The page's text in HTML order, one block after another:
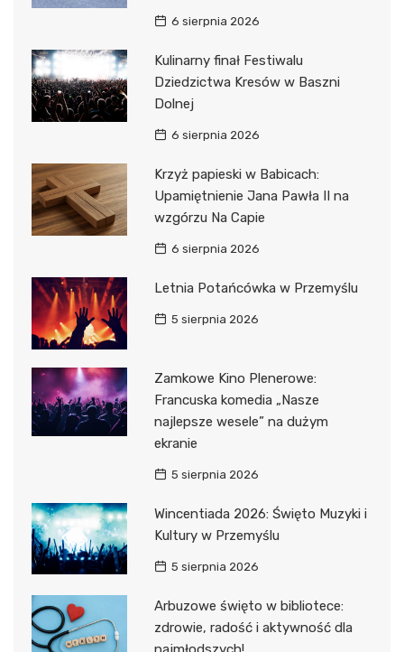
6 sierpnia 2026
Kulinarny finał Festiwalu
Dziedzictwa Kresów w Baszni
Dolnej
6 sierpnia 2026
Krzyż papieski w Babicach:
Upamiętnienie Jana Pawła II na
wzgórzu Na Capie
6 sierpnia 2026
Letnia Potańcówka w Przemyślu
5 sierpnia 2026
Zamkowe Kino Plenerowe:
Francuska komedia „Nasze
najlepsze wesele” na dużym
ekranie
5 sierpnia 2026
Wincentiada 2026: Święto Muzyki i
Kultury w Przemyślu
5 sierpnia 2026
Arbuzowe święto w bibliotece:
zdrowie, radość i aktywność dla